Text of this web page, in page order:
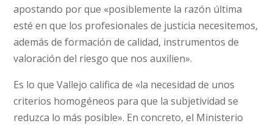
apostando por que «posiblemente la razón última
esté en que los profesionales de justicia necesitemos,
además de formación de calidad, instrumentos de
valoración del riesgo que nos auxilien».
Es lo que Vallejo califica de «la necesidad de unos
criterios homogéneos para que la subjetividad se
reduzca lo más posible». En concreto, el Ministerio